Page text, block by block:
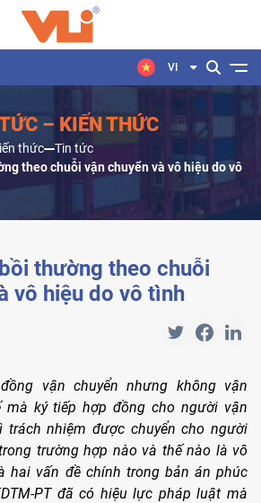
VI
– KIẾN THỨC
thức
Tin tức
theo chuỗi vận chuyển và vô hiệu do vô
thường theo chuỗi
vô hiệu do vô tình
vận chuyển nhưng không vận
mà ký tiếp hợp đồng cho người vận
trách nhiệm được chuyển cho người
trường hợp nào và thế nào là vô
hai vấn đề chính trong bản án phúc
PT đã có hiệu lực pháp luật mà